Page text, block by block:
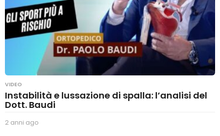
VIDEO
Instabilità e lussazione di spalla: l’analisi del
Dott. Baudi
2 anni ago